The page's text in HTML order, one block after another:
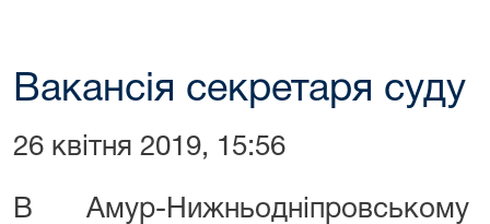
Вакансія секретаря суду
26 квітня 2019, 15:56
В Амур-